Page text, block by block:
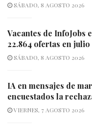
SÁBADO, 8 AGOSTO 2026
Vacantes de InfoJobs
22.864 ofertas en julio
SÁBADO, 8 AGOSTO 2026
IA en mensajes de
encuestados la
VIERNES, 7 AGOSTO 2026